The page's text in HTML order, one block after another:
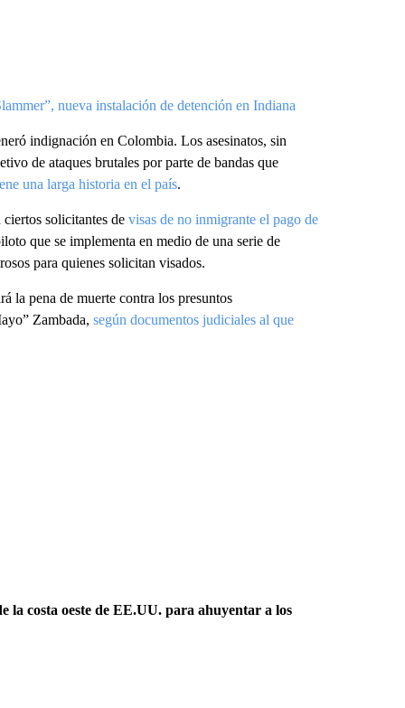
nueva instalación de detención en Indiana
indignación en Colombia. Los asesinatos, sin
de ataques brutales por parte de bandas que
una larga historia en el país.
solicitantes de visas de no inmigrante el pago de
que se implementa en medio de una serie de
para quienes solicitan visados.
la pena de muerte contra los presuntos
Zambada, según documentos judiciales al que
la costa oeste de EE.UU. para ahuyentar a los